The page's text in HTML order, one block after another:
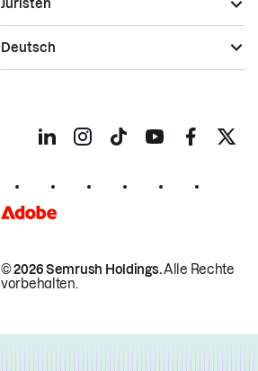
© 2026 Semrush Holdings.Alle Rechte
vorbehalten.
Juristen
Deutsch